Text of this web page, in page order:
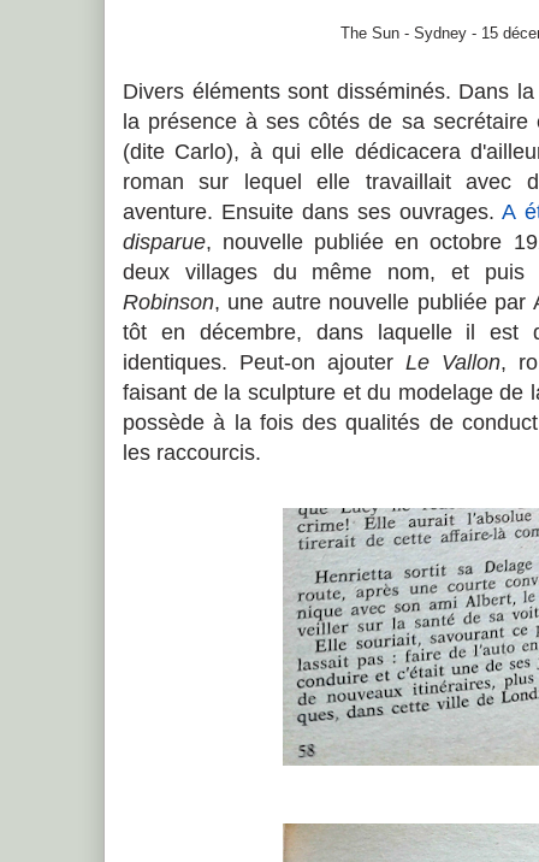
The Sun - Sydney - 15
Divers éléments sont disséminés. Dans
la présence à ses côtés de sa secrétaire
(dite Carlo), à qui elle dédicacera
roman sur lequel elle travaillait avec
aventure. Ensuite dans ses ouvrages.A
disparue, nouvelle publiée en octobre
deux villages du même nom, et puis
Robinson, une autre nouvelle publiée par
tôt en décembre, dans laquelle il est
identiques. Peut-on ajouter Le Vallon,
faisant de la sculpture et du modelage de
possède à la fois des qualités de
les raccourcis.